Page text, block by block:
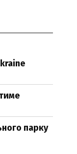
парку